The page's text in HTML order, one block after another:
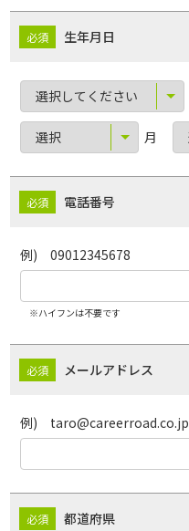
生年月日
月
電話番号
例) 09012345678
※ハイフンは不要です
メールアドレス
例) taro@careerroad.co.jp
都道府県